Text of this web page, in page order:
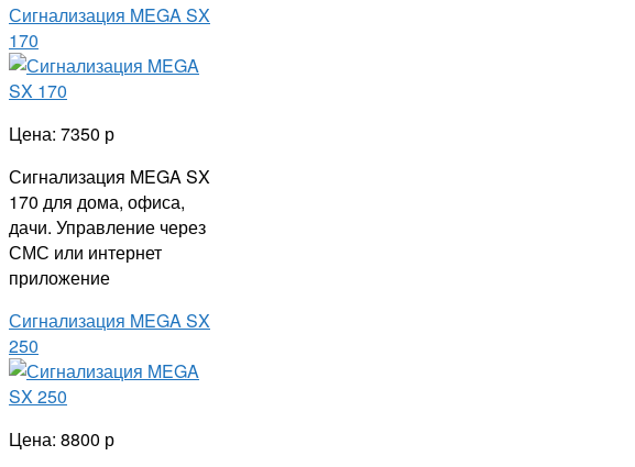
Сигнализация MEGA SX
170
Цена: 7350 р
Сигнализация MEGA SX
170 для дома, офиса,
дачи. Управление через
СМС или интернет
приложение
Сигнализация MEGA SX
250
Цена: 8800 р